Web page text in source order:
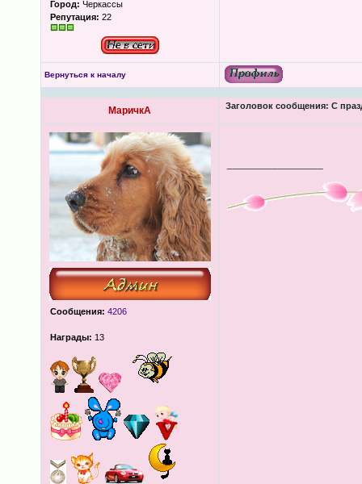
Город: Черкассы
Репутация: 22
Вернуться к началу
МаричкА Заголовок сообщения: С
Сообщения: 4206
Награды: 13